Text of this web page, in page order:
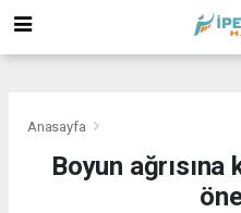
Anasayfa
Boyun ağrısına